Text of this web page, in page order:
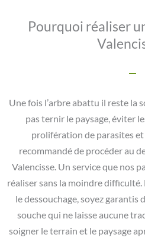
Pourquoi réaliser
Une fois l’arbre abattu il reste la
pas ternir le paysage, éviter
prolifération de parasites
recommandé de procéder au
Valencisse. Un service que nos
réaliser sans la moindre
le dessouchage, soyez garantis
souche qui ne laisse aucune
soigner le terrain et le paysage